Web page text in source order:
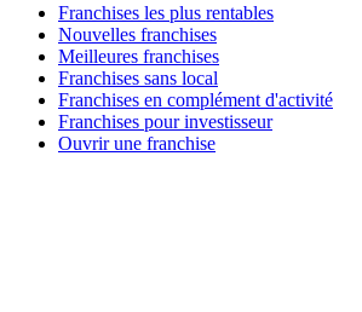
Franchises les plus rentables
Nouvelles franchises
Meilleures franchises
Franchises sans local
Franchises en complément d'activité
Franchises pour investisseur
Ouvrir une franchise